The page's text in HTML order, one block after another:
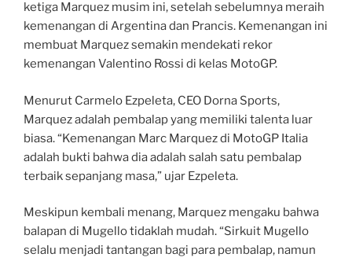
ketiga Marquez musim ini, setelah sebelumnya meraih
kemenangan di Argentina dan Prancis. Kemenangan ini
membuat Marquez semakin mendekati rekor
kemenangan Valentino Rossi di kelas MotoGP.
Menurut Carmelo Ezpeleta, CEO Dorna Sports,
Marquez adalah pembalap yang memiliki talenta luar
biasa. “Kemenangan Marc Marquez di MotoGP Italia
adalah bukti bahwa dia adalah salah satu pembalap
terbaik sepanjang masa,” ujar Ezpeleta.
Meskipun kembali menang, Marquez mengaku bahwa
balapan di Mugello tidaklah mudah. “Sirkuit Mugello
selalu menjadi tantangan bagi para pembalap, namun